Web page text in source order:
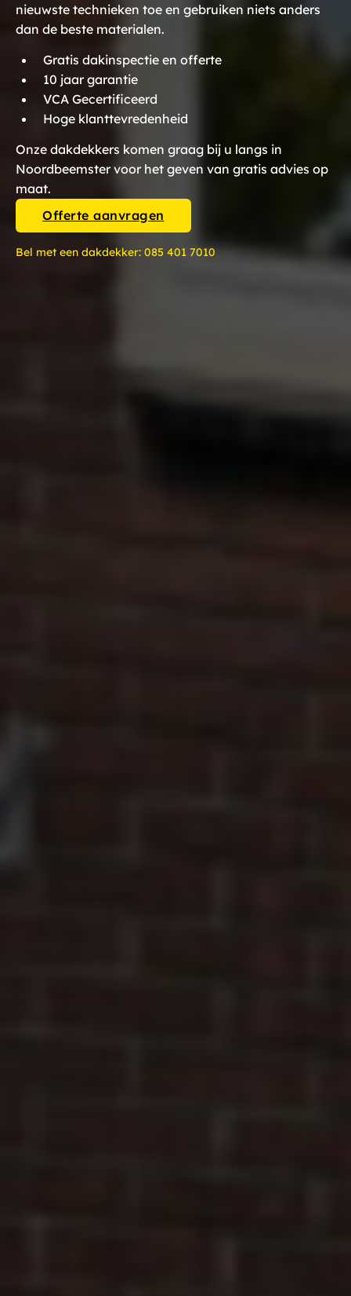
nieuwste technieken toe en gebruiken niets anders
dan de beste materialen.
Gratis dakinspectie en offerte
10 jaar garantie
VCA Gecertificeerd
Hoge klanttevredenheid
Onze dakdekkers komen graag bij u langs in
Noordbeemster voor het geven van gratis advies op
maat.
Offerte aanvragen
Bel met een dakdekker: 085 401 7010